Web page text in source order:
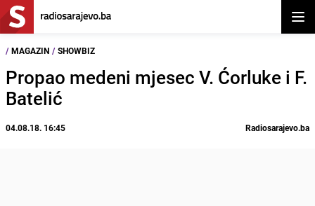
/ MAGAZIN / SHOWBIZ
Propao medeni mjesec V. Ćorluke i F.
Batelić
04.08.18. 16:45 Radiosarajevo.ba